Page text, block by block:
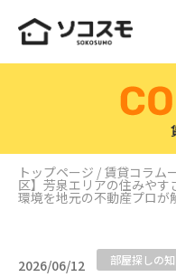
トップページ / 賃貸コラム
区】芳泉エリアの住みやす
環境を地元の不動産プロが
2026/06/12 部屋探しの